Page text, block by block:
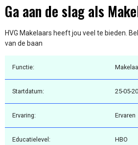
Ga aan de slag als
HVG Makelaars heeft jou veel te bieden.
van de baan
Functie:
Startdatum: 25-05-
Ervaring: Ervaren
Educatielevel: HBO